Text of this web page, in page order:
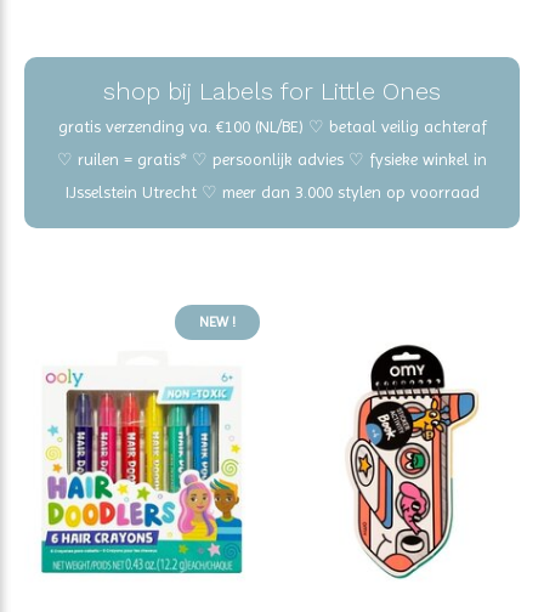
shop bij Labels for Little Ones
gratis verzending va. €100 (NL/BE) ♡ betaal veilig achteraf
♡ ruilen = gratis* ♡ persoonlijk advies ♡ fysieke winkel in
IJsselstein Utrecht ♡ meer dan 3.000 stylen op voorraad
NEW !